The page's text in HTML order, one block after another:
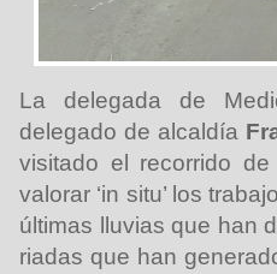
La delegada de
delegado de alcaldía
visitado el recorrido
valorar ‘in situ’ los
últimas lluvias que han
riadas que han